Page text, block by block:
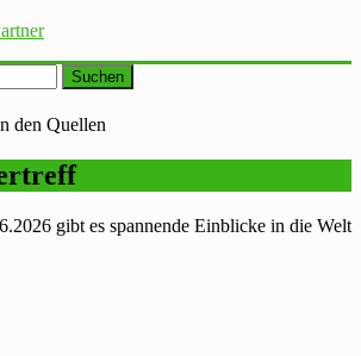
Suchen
gibt es spannende Einblicke in die Welt